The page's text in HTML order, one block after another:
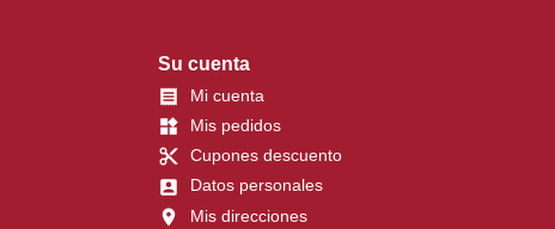
Su cuenta
 Mi cuenta
widgets Mis pedidos
content_cut Cupones descuento
account_box Datos personales
location_on Mis direcciones